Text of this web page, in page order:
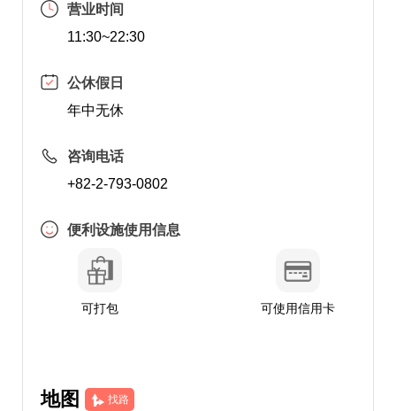
营业时间
11:30~22:30
公休假日
年中无休
咨询电话
+82-2-793-0802
便利设施使用信息
可打包 可使用信用卡
地图 找路